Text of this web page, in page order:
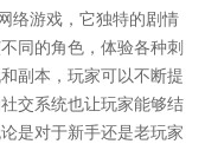
络游戏，它独特的剧情
同的角色，体验各种刺
副本，玩家可以不断提
交系统也让玩家能够结
是对于新手还是老玩家